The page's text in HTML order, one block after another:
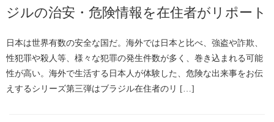
ジルの治安・危険情報を在住者がリポート
日本は世界有数の安全な国だ。海外では日本と比べ、強盗や詐欺、
性犯罪や殺人等、様々な犯罪の発生件数が多く、巻き込まれる可能
性が高い。海外で生活する日本人が体験した、危険な出来事をお伝
えするシリーズ第三弾はブラジル在住者のリ […]